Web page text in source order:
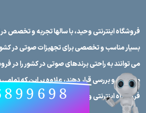
فروشگاه اینترنتی وحید، با سالها تجربه و تخصص
بسیار مناسب و تخصصی برای تجهیزات صوتی در
می توانند به راحتی برندهای صوتی در کشور را در
مورد نقد و بررسی قرار دهند، علاوه بر این که
فروشگاه اینترنتی وحید دارای مشخصات فنی کامل